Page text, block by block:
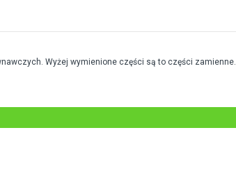
Wyżej wymienione części są to części zamienne.